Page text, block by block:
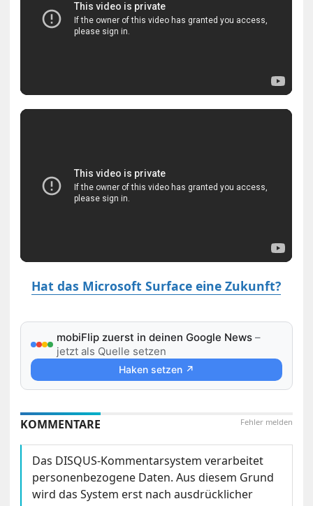
Hat das Microsoft Surface eine Zukunft?
mobiFlip zuerst in deinen Google News –
jetzt als Quelle setzen
Haken setzen ↗
Fehler melden
KOMMENTARE
Das DISQUS-Kommentarsystem verarbeitet
personenbezogene Daten. Aus diesem Grund
wird das System erst nach ausdrücklicher